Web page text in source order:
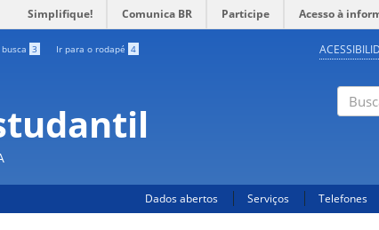
Simplifique! Comunica BR Participe Acesso à
3 Ir para o rodapé 4
Dados abertos Serviços Telefones